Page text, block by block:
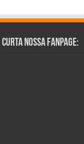
Curta Nossa Fanpage: